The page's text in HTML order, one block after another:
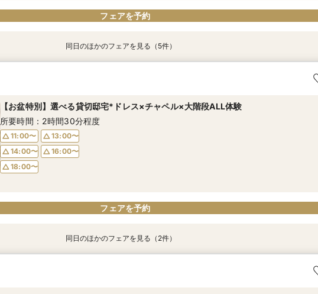
フェアを予約
【第1希望のお2人限定】ニーズ岐阜 by T&G WEDDING(旧 アーフェリーク迎賓館 岐
所要時間：2時間30分程度
9:15〜
14:30〜
14:45〜
18:30〜
19:00〜
9:15〜
9:30〜
14:00〜
14:15〜
18:00〜
9:30〜
14:00〜
14:30〜
18:30〜
9:15〜
9:30〜
14:30〜
14:45〜
18:00〜
13:00〜
15:00〜
17:00〜
19:00〜
19:30〜
同日のほかのフェアを見る（5件）
【お盆特別】選べる貸切邸宅*ドレス×チャペル×大階段ALL体験
所要時間：2時間30分程度
11:00〜
13:00〜
14:00〜
16:00〜
18:00〜
フェアを予約
同日のほかのフェアを見る（2件）